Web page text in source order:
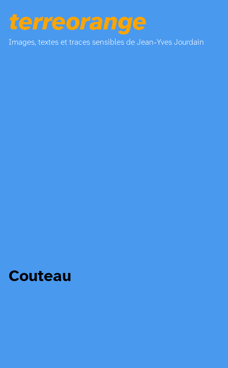
terreorange
Images, textes et traces sensibles de Jean-Yves Jourdain
Couteau